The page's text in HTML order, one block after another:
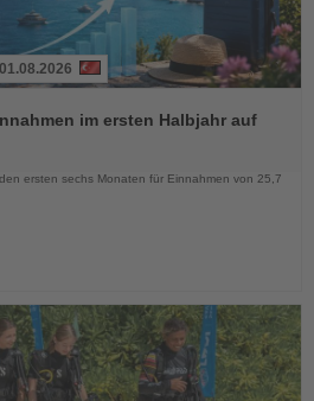
01.08.2026
im ersten Halbjahr auf
ersten sechs Monaten für Einnahmen von 25,7